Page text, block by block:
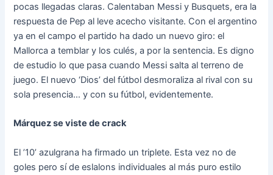
pocas llegadas claras. Calentaban Messi y Busquets, era la
respuesta de Pep al leve acecho visitante. Con el argentino
ya en el campo el partido ha dado un nuevo giro: el
Mallorca a temblar y los culés, a por la sentencia. Es digno
de estudio lo que pasa cuando Messi salta al terreno de
juego. El nuevo ‘Dios’ del fútbol desmoraliza al rival con su
sola presencia… y con su fútbol, evidentemente.
Márquez se viste de crack
El ’10’ azulgrana ha firmado un triplete. Esta vez no de
goles pero sí de eslalons individuales al más puro estilo